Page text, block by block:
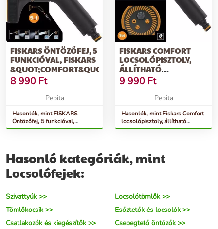
FISKARS ÖNTÖZŐFEJ, 5
FUNKCIÓVAL, FISKARS
&QUOT;COMFORT&QUOT;
8 990 Ft
Pepita
Hasonlók, mint FISKARS
Öntözőfej, 5 funkcióval,
FISKARS &quot;Comfort&quot;
FISKARS COMFORT
LOCSOLÓPISZTOLY,
ÁLLÍTHATÓ
ÖNTÖZŐFEJ +
ÖNTÖZŐFEJ, MULTI
9 990 Ft
Pepita
Hasonlók, mint Fiskars Comfort
locsolópisztoly, állítható
öntözőfej + öntözőfej, multi
Hasonló kategóriák, mint
Locsolófejek:
Szivattyúk >>
Locsolótömlők >>
Tömlőkocsik >>
Esőztetők és locsolók >>
Csatlakozók és kiegészítők >>
Csepegtető öntözők >>